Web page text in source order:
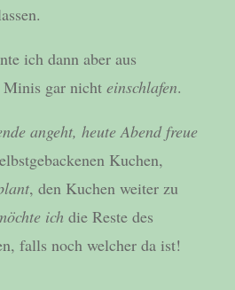
ich dann aber aus
Minis gar nicht einschlafen.
angeht, heute Abend freue
Kuchen,
, den Kuchen weiter zu
ich die Reste des
falls noch welcher da ist!